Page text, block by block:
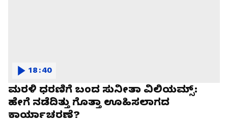
ಮರಳಿ ಧರಣಿಗೆ ಬಂದ ಸುನೀತಾ ವಿಲಿಯಮ್ಸ್:
ಹೇಗೆ ನಡೆದಿತ್ತು ಗೊತ್ತಾ ಊಹಿಸಲಾಗದ
ಕಾರ್ಯಾಚರಣೆ?
18:40